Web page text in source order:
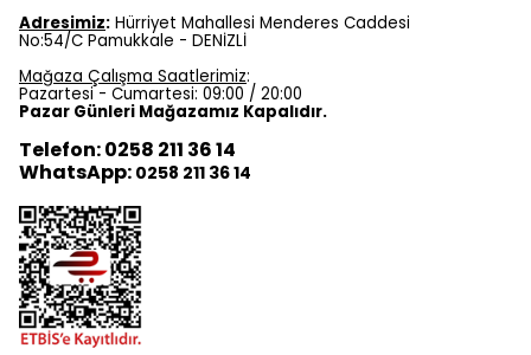
Adresimiz: Hürriyet Mahallesi Menderes Caddesi
No:54/C Pamukkale - DENİZLİ
Mağaza Çalışma Saatlerimiz:
Pazartesi - Cumartesi: 09:00 / 20:00
Pazar Günleri Mağazamız Kapalıdır.
Telefon: 0258 211 36 14
WhatsApp: 0258 211 36 14